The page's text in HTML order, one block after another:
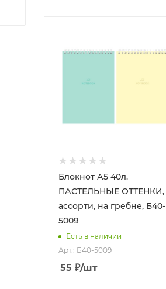
Блокнот А5 40л.
ПАСТЕЛЬНЫЕ ОТТЕНКИ,
ассорти, на гребне, Б40-
5009
Есть в наличии
Арт.: Б40-5009
55 ₽/шт